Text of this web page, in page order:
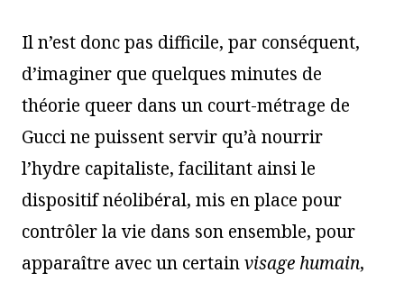
Il n’est donc pas difficile, par conséquent,
d’imaginer que quelques minutes de
théorie queer dans un court-métrage de
Gucci ne puissent servir qu’à nourrir
l’hydre capitaliste, facilitant ainsi le
dispositif néolibéral, mis en place pour
contrôler la vie dans son ensemble, pour
apparaître avec un certainvisage humain,